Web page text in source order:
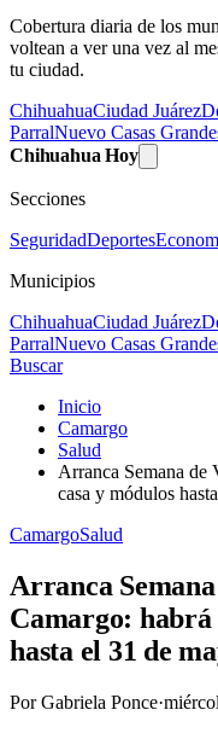
Cobertura diaria de los
voltean a ver una vez al
tu ciudad.
ChihuahuaCiudad Juárez
ParralNuevo Casas
Chihuahua Hoy
Secciones
SeguridadDeportes
Municipios
ChihuahuaCiudad Juárez
ParralNuevo Casas
Buscar
Inicio
Camargo
Salud
Arranca Semana de
casa y módulos
CamargoSalud
Arranca
Camargo: habrá
hasta el 31 de
PorGabriela Ponce·